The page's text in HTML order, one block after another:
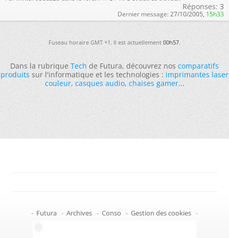
Réponses: 3
Dernier message: 27/10/2005, 15h33
Fuseau horaire GMT +1. Il est actuellement00h57.
Dans la rubriqueTechde Futura, découvrez noscomparatifs
produitssur l'informatique et les technologies :imprimantes laser
couleur,casques audio,chaises gamer...
- Futura - Archives - Conso - Gestion des cookies -